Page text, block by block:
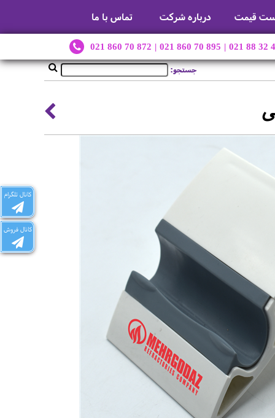
قیمت درباره شرکت تماس با ما
021 860 70 872 | 021 860 70 895 | 021 88 32
کانال تلگرام
کانال فروش
جستجو: